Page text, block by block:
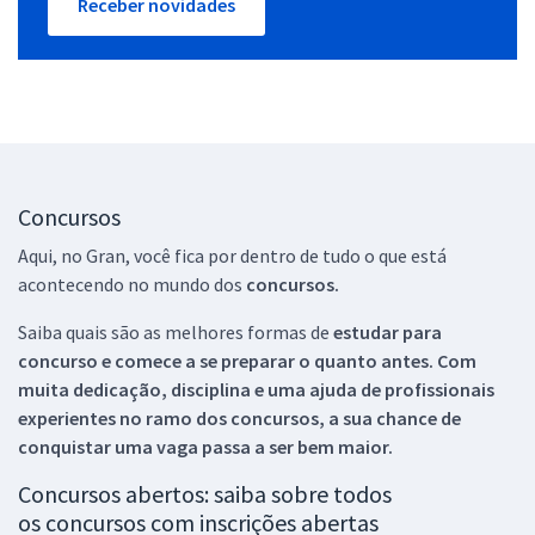
Concursos
Aqui, no Gran, você fica por dentro de tudo o que está
acontecendo no mundo dos concursos.
Saiba quais são as melhores formas de estudar para
concurso e comece a se preparar o quanto antes. Com
muita dedicação, disciplina e uma ajuda de profissionais
experientes no ramo dos concursos, a sua chance de
conquistar uma vaga passa a ser bem maior.
Concursos abertos: saiba sobre todos
os concursos com inscrições abertas